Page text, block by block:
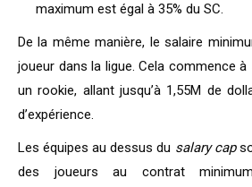
maximum est égal à 35% du SC.
De la même manière, le salaire
joueur dans la ligue. Cela commence
un rookie, allant jusqu’à 1,55M de
d’expérience.
Les équipes au dessus du salary cap
des joueurs au contrat